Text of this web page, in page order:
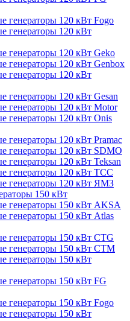
генераторы 120 кВт Fogo
генераторы 120 кВт
генераторы 120 кВт Geko
генераторы 120 кВт Genbox
генераторы 120 кВт
генераторы 120 кВт Gesan
генераторы 120 кВт Motor
генераторы 120 кВт Onis
генераторы 120 кВт Pramac
генераторы 120 кВт SDMO
генераторы 120 кВт Teksan
генераторы 120 кВт ТСС
генераторы 120 кВт ЯМЗ
150 кВт
генераторы 150 кВт AKSA
генераторы 150 кВт Atlas
генераторы 150 кВт CTG
генераторы 150 кВт CTM
генераторы 150 кВт
генераторы 150 кВт FG
генераторы 150 кВт Fogo
генераторы 150 кВт